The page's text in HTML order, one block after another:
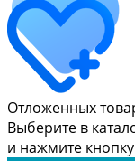
Отложенных
Выберите в
и нажмите кнопку